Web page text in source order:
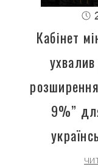
Кабінет
9%”